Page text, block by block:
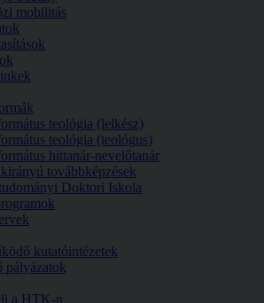
mobilitás
teológia (lelkész)
teológia (teológus)
hittanár-nevelőtanár
továbbképzések
Doktori Iskola
kutatóintézetek
pályázatok
a HTK-n